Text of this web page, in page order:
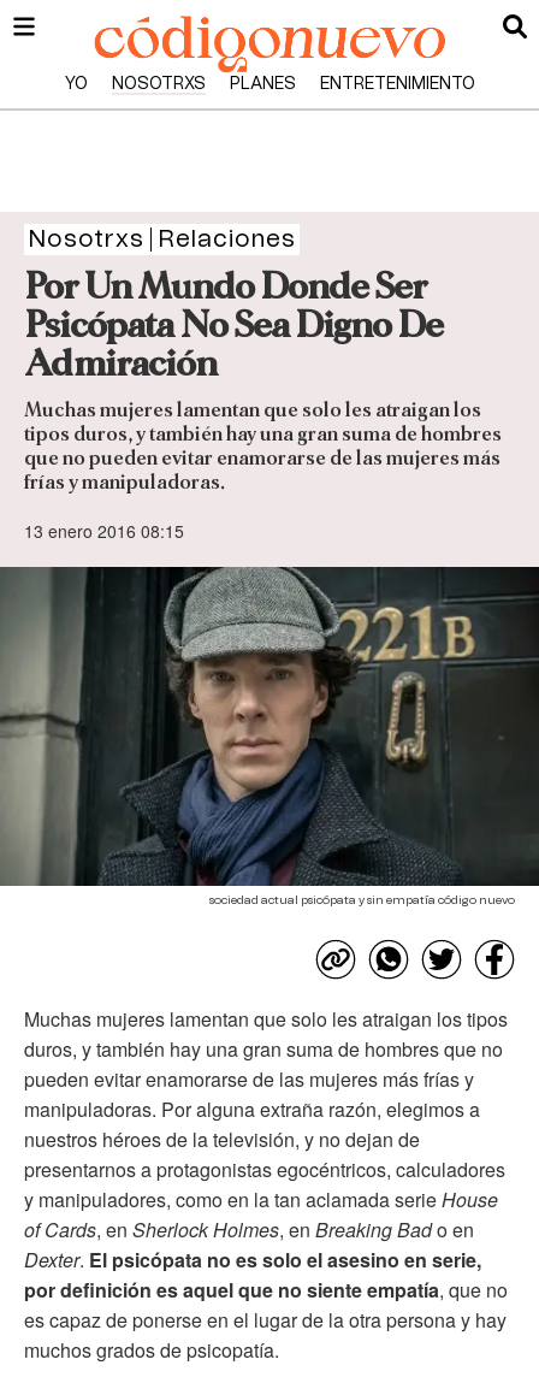
YO NOSOTRXS PLANES ENTRETENIMIENTO
Nosotrxs Relaciones
Por Un Mundo Donde Ser
Psicópata No Sea Digno De
Admiración
Muchas mujeres lamentan que solo les atraigan los
tipos duros, y también hay una gran suma de hombres
que no pueden evitar enamorarse de las mujeres más
frías y manipuladoras.
13 enero 2016 08:15
sociedad actual psicópata y sin empatía código nuevo
Muchas mujeres lamentan que solo les atraigan los tipos
duros, y también hay una gran suma de hombres que no
pueden evitar enamorarse de las mujeres más frías y
manipuladoras. Por alguna extraña razón, elegimos a
nuestros héroes de la televisión, y no dejan de
presentarnos a protagonistas egocéntricos, calculadores
y manipuladores, como en la tan aclamada serieHouse
of Cards, en Sherlock Holmes, en Breaking Bado en
Dexter. El psicópata no es solo el asesino en serie,
por definición es aquel que no siente empatía, que no
es capaz de ponerse en el lugar de la otra persona y hay
muchos grados de psicopatía.